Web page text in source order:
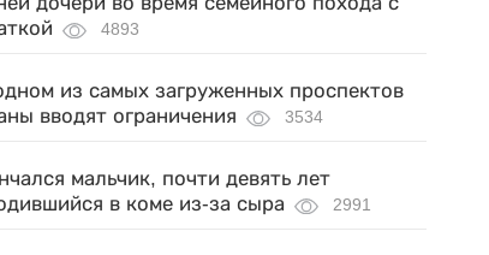
4893
из самых загруженных проспектов
вводят ограничения
3534
мальчик, почти девять лет
в коме из-за сыра
2991